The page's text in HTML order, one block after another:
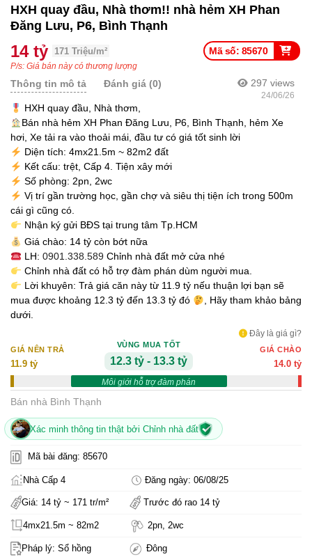
HXH quay đầu, Nhà thơm!! nhà hẻm XH Phan
Đăng Lưu, P6, Bình Thạnh
Mã số: 85670
14 tỷ 171 Triệu/m²
P/s: Giá bán này có thương lượng
297 views
24/06/26
Thông tin mô tả Đánh giá (0)
HXH quay đầu, Nhà thơm,
Bán nhà hẻm XH Phan Đăng Lưu, P6, Bình Thạnh, hẻm Xe
hơi, Xe tải ra vào thoải mái, đầu tư có giá tốt sinh lời
Diện tích: 4mx21.5m ~ 82m2 đất
Kết cấu: trệt, Cấp 4. Tiện xây mới
Số phòng: 2pn, 2wc
Vị trí gần trường học, gần chợ và siêu thị tiện ích trong 500m
cái gì cũng có.
Nhận ký gửi BĐS tại trung tâm Tp.HCM
Giá chào: 14 tỷ còn bớt nữa
LH: 0901.338.589Chỉnh nhà đất mở cửa nhé
Chỉnh nhà đất có hỗ trợ đàm phán dùm người mua.
Lời khuyên: Trả giá căn này từ 11.9 tỷ nếu thuận lợi bạn sẽ
mua được khoảng 12.3 tỷ đến 13.3 tỷ đó
, Hãy tham khảo bảng
dưới.
Đây là giá gì?
GIÁ NÊN TRẢ
11.9 tỷ
VÙNG MUA TỐT
12.3 tỷ - 13.3 tỷ
Môi giới hỗ trợ đàm phán
GIÁ CHÀO
14.0 tỷ
Bán nhà Bình Thạnh
Xác minh thông tin thật bởi Chỉnh nhà đất
Mã bài đăng: 85670
Nhà Cấp 4 Đăng ngày: 06/08/25
Giá: 14 tỷ ~ 171 tr/m² Trước đó rao 14 tỷ
4mx21.5m ~ 82m2 2pn, 2wc
Pháp lý: Sổ hồng Đông